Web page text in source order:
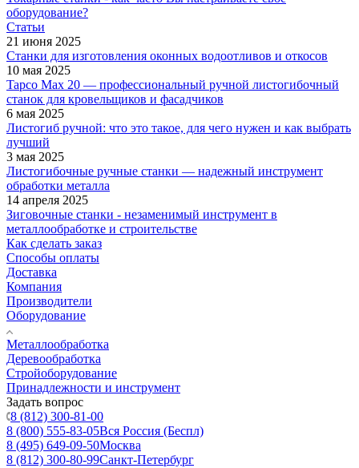
оборудование?
Статьи
21 июня 2025
Станки для изготовления оконных водоотливов и откосов
10 мая 2025
Tapco Max 20 — профессиональный ручной листогибочный
станок для кровельщиков и фасадчиков
6 мая 2025
Листогиб ручной: что это такое, для чего нужен и как выбрать
лучший
3 мая 2025
Листогибочные ручные станки — надежный инструмент
обработки металла
14 апреля 2025
Зиговочные станки - незаменимый инструмент в
металлообработке и строительстве
Как сделать заказ
Способы оплаты
Доставка
Компания
Производители
Оборудование
Металлообработка
Деревообработка
Стройоборудование
Принадлежности и инструмент
Задать вопрос
8 (812) 300-81-00
8 (800) 555-83-05Вся Россия (Беспл)
8 (495) 649-09-50Москва
8 (812) 300-80-99Санкт-Петербург